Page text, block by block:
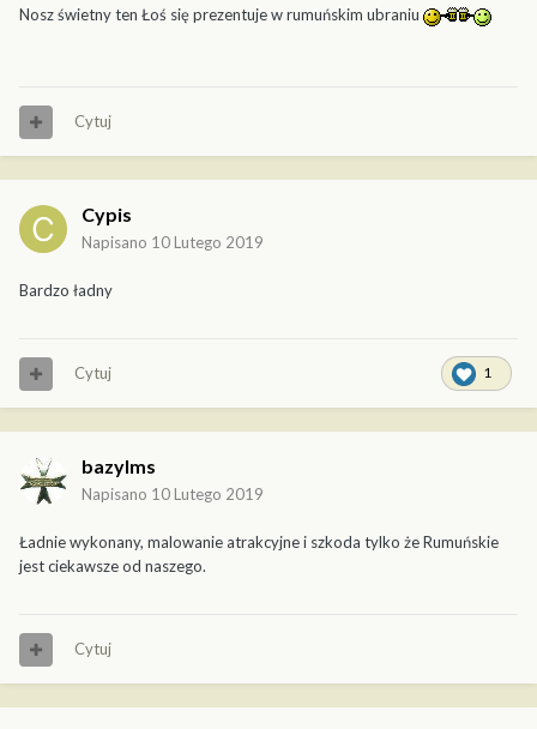
Nosz świetny ten Łoś się prezentuje w rumuńskim ubraniu
Cytuj
Cypis
Napisano 10 Lutego 2019
Bardzo ładny
1
Cytuj
bazylms
Napisano 10 Lutego 2019
Ładnie wykonany, malowanie atrakcyjne i szkoda tylko że Rumuńskie
jest ciekawsze od naszego.
Cytuj